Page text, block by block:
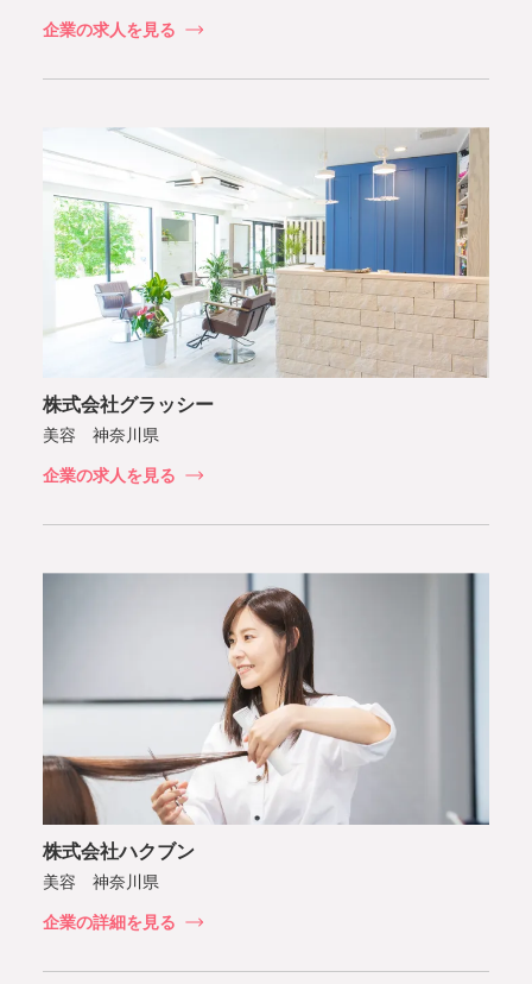
企業の求人を見る
株式会社グラッシー
美容 神奈川県
企業の求人を見る
株式会社ハクブン
美容 神奈川県
企業の詳細を見る